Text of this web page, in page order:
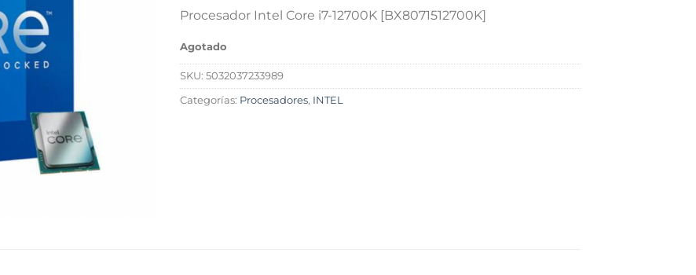
Procesador Intel Core i7-12700K [BX8071512700K]
Agotado
SKU: 5032037233989
Categorías: Procesadores, INTEL